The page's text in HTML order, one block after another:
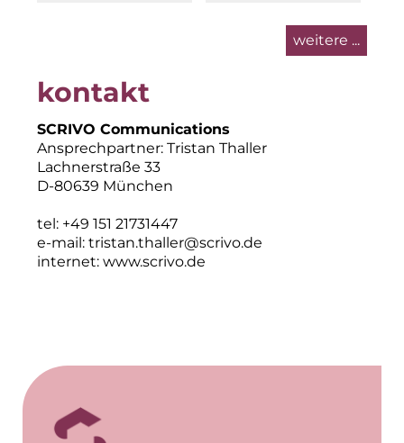
weitere ...
kontakt
SCRIVO Communications
Ansprechpartner: Tristan Thaller
Lachnerstraße 33
D-80639 München
tel: +49 151 21731447
e-mail: tristan.thaller@scrivo.de
internet: www.scrivo.de